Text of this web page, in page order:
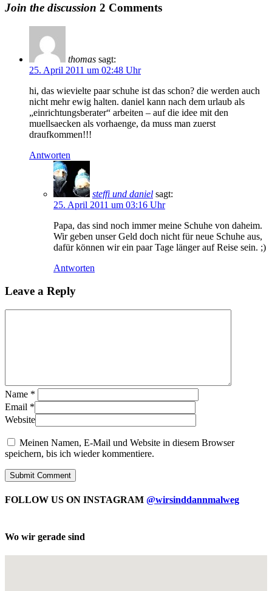
Join the discussion 2 Comments
thomas sagt:
25. April 2011 um 02:48 Uhr
hi, das wievielte paar schuhe ist das schon? die werden auch
nicht mehr ewig halten. daniel kann nach dem urlaub als
„einrichtungsberater“ arbeiten – auf die idee mit den
muellsaecken als vorhaenge, da muss man zuerst
draufkommen!!!
Antworten
steffi und daniel sagt:
25. April 2011 um 03:16 Uhr
Papa, das sind noch immer meine Schuhe von daheim.
Wir geben unser Geld doch nicht für neue Schuhe aus,
dafür können wir ein paar Tage länger auf Reise sein. ;)
Antworten
Leave a Reply
Name *
Email *
Website
Meinen Namen, E-Mail und Website in diesem Browser
speichern, bis ich wieder kommentiere.
FOLLOW US ON INSTAGRAM @wirsinddannmalweg
Wo wir gerade sind